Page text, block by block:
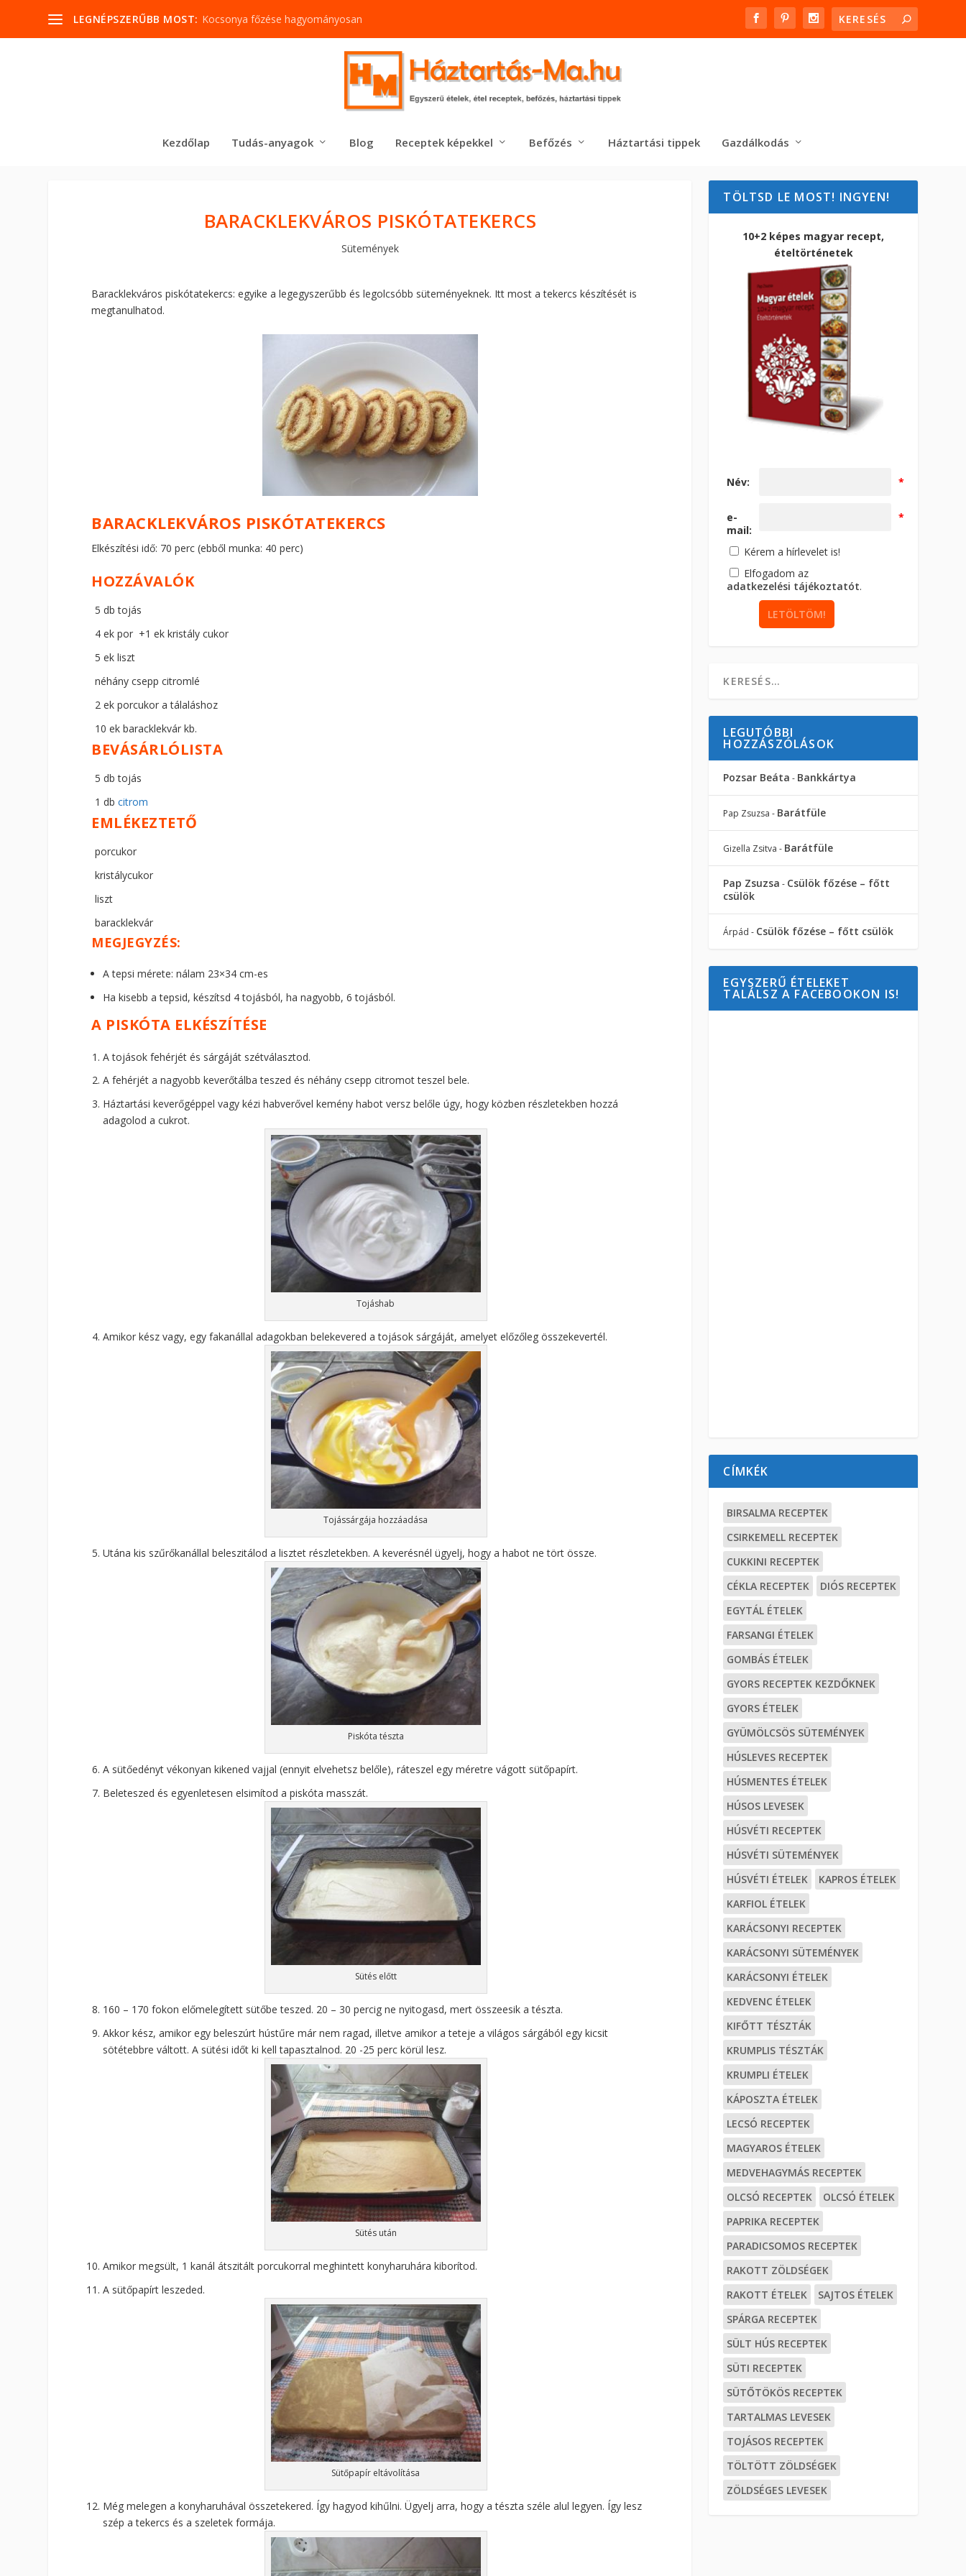
LEGNÉPSZERŰBB MOST: Kocsonya főzése hagyományosan
Kezdőlap Tudás-anyagok Blog Receptek képekkel Befőzés Háztartási tippek Gazdálkodás
BARACKLEKVÁROS PISKÓTATEKERCS
Sütemények
Baracklekváros piskótatekercs: egyike a legegyszerűbb és legolcsóbb süteményeknek. Itt most a tekercs készítését is
megtanulhatod.
BARACKLEKVÁROS PISKÓTATEKERCS
Elkészítési idő: 70 perc (ebből munka: 40 perc)
HOZZÁVALÓK
5 db tojás
4 ek por +1 ek kristály cukor
5 ek liszt
néhány csepp citromlé
2 ek porcukor a tálaláshoz
10 ek baracklekvár kb.
BEVÁSÁRLÓLISTA
5 db tojás
1 dbcitrom
EMLÉKEZTETŐ
porcukor
kristálycukor
liszt
baracklekvár
MEGJEGYZÉS:
A tepsi mérete: nálam 23×34 cm-es
Ha kisebb a tepsid, készítsd 4 tojásból, ha nagyobb, 6 tojásból.
A PISKÓTA ELKÉSZÍTÉSE
A tojások fehérjét és sárgáját szétválasztod.
A fehérjét a nagyobb keverőtálba teszed és néhány csepp citromot teszel bele.
Háztartási keverőgéppel vagy kézi habverővel kemény habot versz belőle úgy, hogy közben részletekben hozzá
adagolod a cukrot.
Tojáshab
Amikor kész vagy, egy fakanállal adagokban belekevered a tojások sárgáját, amelyet előzőleg összekevertél.
Tojássárgája hozzáadása
Utána kis szűrőkanállal beleszitálod a lisztet részletekben. A keverésnél ügyelj, hogy a habot ne tört össze.
Piskóta tészta
A sütőedényt vékonyan kikened vajjal (ennyit elvehetsz belőle), ráteszel egy méretre vágott sütőpapírt.
Beleteszed és egyenletesen elsimítod a piskóta masszát.
Sütés előtt
160 – 170 fokon előmelegített sütőbe teszed. 20 – 30 percig ne nyitogasd, mert összeesik a tészta.
Akkor kész, amikor egy beleszúrt hústűre már nem ragad, illetve amikor a teteje a világos sárgából egy kicsit
sötétebbre váltott. A sütési időt ki kell tapasztalnod. 20 -25 perc körül lesz.
Sütés után
Amikor megsült, 1 kanál átszitált porcukorral meghintett konyharuhára kiborítod.
A sütőpapírt leszeded.
Sütőpapír eltávolítása
Még melegen a konyharuhával összetekered. Így hagyod kihűlni. Ügyelj arra, hogy a tészta széle alul legyen. Így lesz
szép a tekercs és a szeletek formája.
TÖLTSD LE MOST! INGYEN!
10+2 képes magyar recept,
ételtörténetek
Név: *
e-
mail:
*
Kérem a hírlevelet is!
Elfogadom az
adatkezelési tájékoztatót.
LEGUTÓBBI
HOZZÁSZÓLÁSOK
Pozsar Beáta - Bankkártya
Pap Zsuzsa - Barátfüle
Gizella Zsitva - Barátfüle
Pap Zsuzsa - Csülök főzése – főtt
csülök
Árpád - Csülök főzése – főtt csülök
EGYSZERŰ ÉTELEKET
TALÁLSZ A FACEBOOKON IS!
CÍMKÉK
BIRSALMA RECEPTEK
CSIRKEMELL RECEPTEK
CUKKINI RECEPTEK
CÉKLA RECEPTEK
DIÓS RECEPTEK
EGYTÁL ÉTELEK
FARSANGI ÉTELEK
GOMBÁS ÉTELEK
GYORS RECEPTEK KEZDŐKNEK
GYORS ÉTELEK
GYÜMÖLCSÖS SÜTEMÉNYEK
HÚSLEVES RECEPTEK
HÚSMENTES ÉTELEK
HÚSOS LEVESEK
HÚSVÉTI RECEPTEK
HÚSVÉTI SÜTEMÉNYEK
HÚSVÉTI ÉTELEK
KAPROS ÉTELEK
KARFIOL ÉTELEK
KARÁCSONYI RECEPTEK
KARÁCSONYI SÜTEMÉNYEK
KARÁCSONYI ÉTELEK
KEDVENC ÉTELEK
KIFŐTT TÉSZTÁK
KRUMPLIS TÉSZTÁK
KRUMPLI ÉTELEK
KÁPOSZTA ÉTELEK
LECSÓ RECEPTEK
MAGYAROS ÉTELEK
MEDVEHAGYMÁS RECEPTEK
OLCSÓ RECEPTEK
OLCSÓ ÉTELEK
PAPRIKA RECEPTEK
PARADICSOMOS RECEPTEK
RAKOTT ZÖLDSÉGEK
RAKOTT ÉTELEK
SAJTOS ÉTELEK
SPÁRGA RECEPTEK
SÜLT HÚS RECEPTEK
SÜTI RECEPTEK
SÜTŐTÖKÖS RECEPTEK
TARTALMAS LEVESEK
TOJÁSOS RECEPTEK
TÖLTÖTT ZÖLDSÉGEK
ZÖLDSÉGES LEVESEK